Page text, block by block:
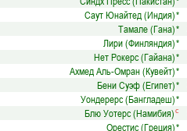
Саут Юнайтед (Индия)*
Тамале (Гана)*
Лири (Финляндия)*
Нет Рокерс (Гайана)*
Ахмед Аль-Омран (Кувейт)*
Бени Суэф (Египет)*
Уондерерс (Бангладеш)*
Блю Уотерс (Намибия) с
Орестис (Греция)*